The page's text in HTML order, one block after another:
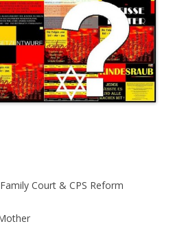
Court & CPS Reform